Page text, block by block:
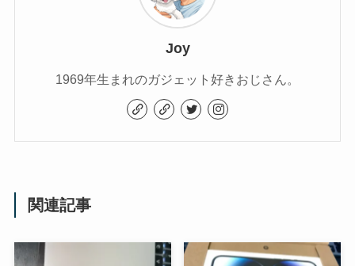
Joy
1969年生まれのガジェット好きおじさん。
関連記事